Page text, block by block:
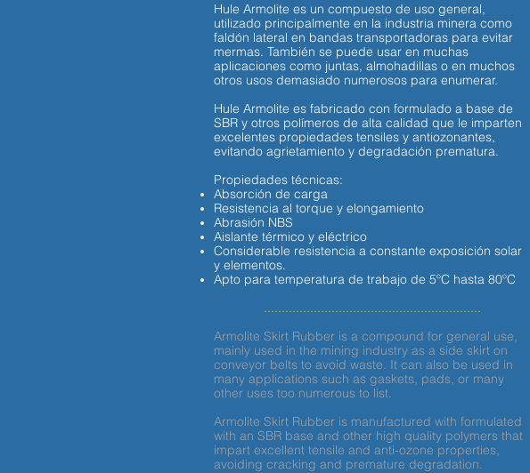
Hule Armolite es un compuesto de uso general,
utilizado principalmente en la industria minera como
faldón lateral en bandas transportadoras para evitar
mermas. También se puede usar en muchas
aplicaciones como juntas, almohadillas o en muchos
otros usos demasiado numerosos para enumerar.
Hule Armolite es fabricado con formulado a base de
SBR y otros polímeros de alta calidad que le imparten
excelentes propiedades tensiles y antiozonantes,
evitando agrietamiento y degradación prematura.
Propiedades técnicas:
Absorción de carga
Resistencia al torque y elongamiento
Abrasión NBS
Aislante térmico y eléctrico
Considerable resistencia a constante exposición solar
y elementos.
Apto para temperatura de trabajo de 5ºC hasta 80ºC
.............................................................
Armolite Skirt Rubber is a compound for general use,
mainly used in the mining industry as a side skirt on
conveyor belts to avoid waste. It can also be used in
many applications such as gaskets, pads, or many
other uses too numerous to list.
Armolite Skirt Rubber is manufactured with formulated
with an SBR base and other high quality polymers that
impart excellent tensile and anti-ozone properties,
avoiding cracking and premature degradation.